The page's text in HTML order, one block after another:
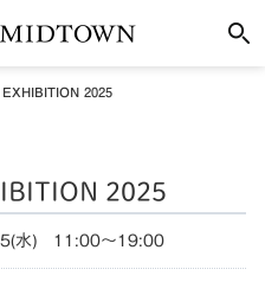
2025
2025
水) 11:00〜19:00